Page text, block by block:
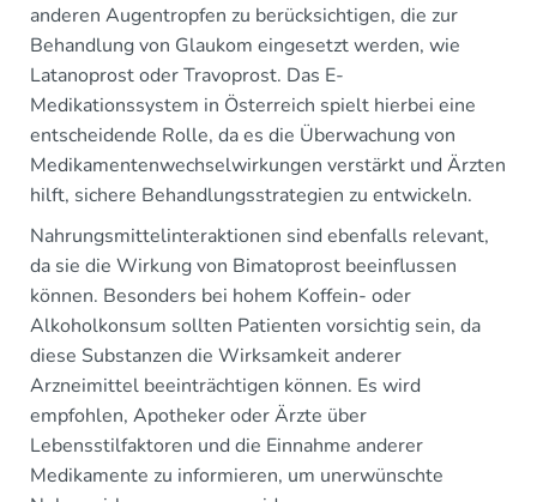
anderen Augentropfen zu berücksichtigen, die zur
Behandlung von Glaukom eingesetzt werden, wie
Latanoprost oder Travoprost. Das E-
Medikationssystem in Österreich spielt hierbei eine
entscheidende Rolle, da es die Überwachung von
Medikamentenwechselwirkungen verstärkt und Ärzten
hilft, sichere Behandlungsstrategien zu entwickeln.
Nahrungsmittelinteraktionen sind ebenfalls relevant,
da sie die Wirkung von Bimatoprost beeinflussen
können. Besonders bei hohem Koffein- oder
Alkoholkonsum sollten Patienten vorsichtig sein, da
diese Substanzen die Wirksamkeit anderer
Arzneimittel beeinträchtigen können. Es wird
empfohlen, Apotheker oder Ärzte über
Lebensstilfaktoren und die Einnahme anderer
Medikamente zu informieren, um unerwünschte